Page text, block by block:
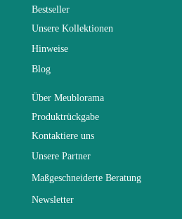
2 Jahre
60
3
60
Nicht faltbar
Bestseller
Unsere Kollektionen
Hinweise
Blog
Über Meublorama
Produktrückgabe
Kontaktiere uns
Unsere Partner
Maßgeschneiderte Beratung
Newsletter